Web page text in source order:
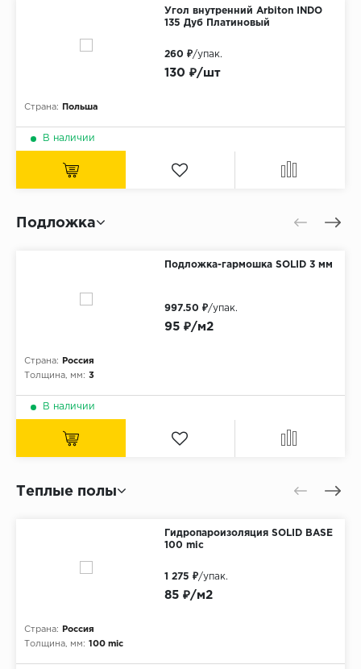
Угол внутренний Arbiton INDO
135 Дуб Платиновый
Страна: Польша
130 ₽/шт
260 ₽/упак.
В наличии
Подложка
Подложка-гармошка SOLID 3 мм
Страна:
Россия
Толщина, мм: 3
95 ₽/м2
997.50 ₽/упак.
В наличии
Теплые полы
Гидропароизоляция SOLID BASE
100 mic
Страна:
Россия
Толщина, мм: 100 mic
85 ₽/м2
1 275 ₽/упак.